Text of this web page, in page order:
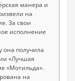
манера и
на
За свои
исполнение
она получила
«Лучшая
«Мотильда».
на